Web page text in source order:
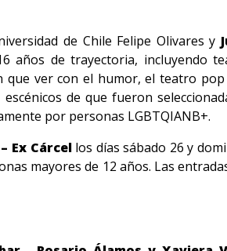
de Chile Felipe Olivares y
años de trayectoria, incluyendo
que ver con el humor, el teatro
de que fueron
por personas LGBTQIANB+.
Ex Cárcellos días sábado 26 y
mayores de 12 años. Las